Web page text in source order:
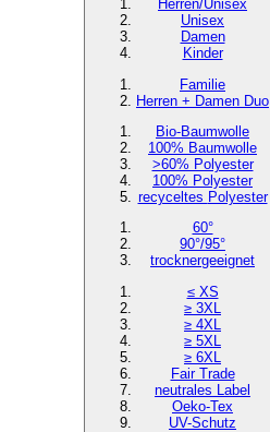
Herren/Unisex
Unisex
Damen
Kinder
Familie
Herren + Damen Duo
Bio-Baumwolle
100% Baumwolle
>60% Polyester
100% Polyester
recyceltes Polyester
60°
90°/95°
trocknergeeignet
≤ XS
≥ 3XL
≥ 4XL
≥ 5XL
≥ 6XL
Fair Trade
neutrales Label
Oeko-Tex
UV-Schutz